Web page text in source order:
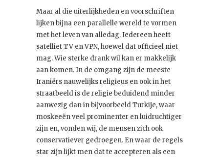
Maar al die uiterlijkheden en voorschriften
lijken bijna een parallelle wereld te vormen
met het leven van alledag. Iedereen heeft
satelliet TV en VPN, hoewel dat officieel niet
mag. Wie sterke drank wil kan er makkelijk
aan komen. In de omgang zijn de meeste
Iraniërs nauwelijks religieus en ook in het
straatbeeld is de religie beduidend minder
aanwezig dan in bijvoorbeeld Turkije, waar
moskeeën veel prominenter en luidruchtiger
zijn en, vonden wij, de mensen zich ook
conservatiever gedroegen. En waar de regels
star zijn lijkt men dat te accepteren als een